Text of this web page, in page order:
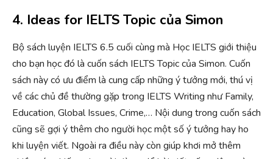
4. Ideas for IELTS Topic của Simon
Bộ sách luyện IELTS 6.5 cuối cùng mà Học IELTS giới thiệu
cho bạn học đó là cuốn sách IELTS Topic của Simon. Cuốn
sách này có ưu điểm là cung cấp những ý tưởng mới, thú vị
về các chủ đề thường gặp trong IELTS Writing như Family,
Education, Global Issues, Crime,… Nội dung trong cuốn sách
cũng sẽ gợi ý thêm cho người học một số ý tưởng hay ho
khi luyện viết. Ngoài ra điều này còn giúp khơi mở thêm